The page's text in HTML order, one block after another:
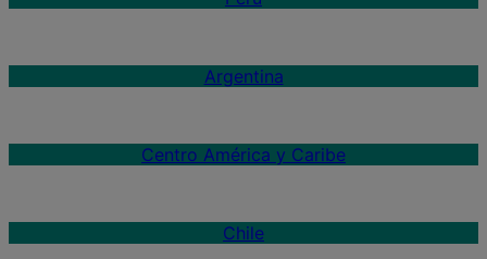
Argentina
Centro América y Caribe
Chile